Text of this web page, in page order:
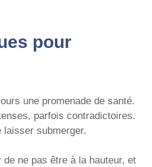
pour
une promenade de santé.
parfois contradictoires.
submerger.
ne pas être à la hauteur, et